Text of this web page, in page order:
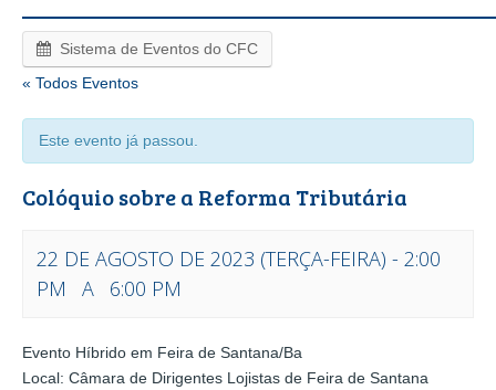
Sistema de Eventos do CFC
« Todos Eventos
Este evento já passou.
Colóquio sobre a Reforma Tributária
22 DE AGOSTO DE 2023 (TERÇA-FEIRA) - 2:00
PM
A 6:00 PM
EVENTO
NAVEGAÇÃO
Evento Híbrido em Feira de Santana/Ba
Local: Câmara de Dirigentes Lojistas de Feira de Santana